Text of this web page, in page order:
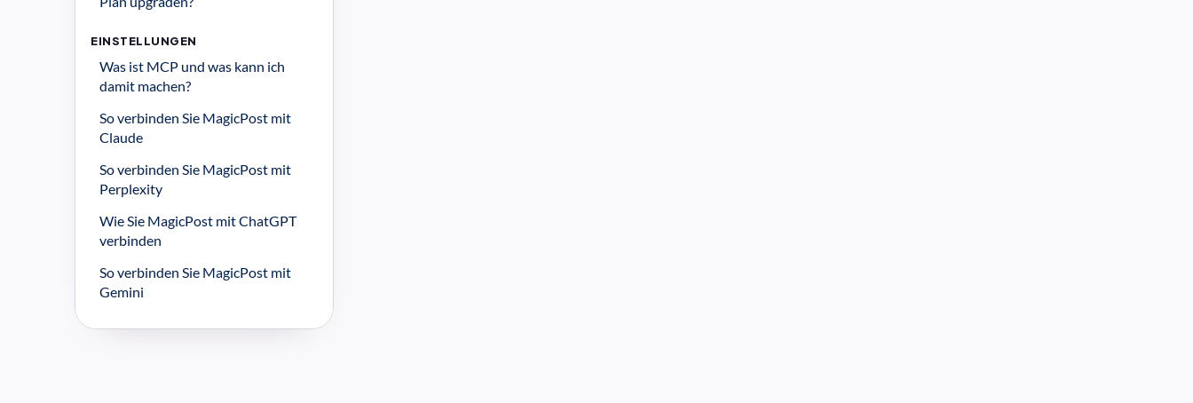
EINSTELLUNGEN
Was ist MCP und was kann ich
damit machen?
So verbinden Sie MagicPost mit
Claude
So verbinden Sie MagicPost mit
Perplexity
Wie Sie MagicPost mit ChatGPT
verbinden
So verbinden Sie MagicPost mit
Gemini